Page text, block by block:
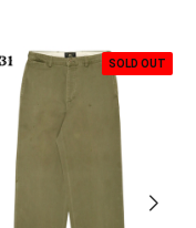
SOLD OUT